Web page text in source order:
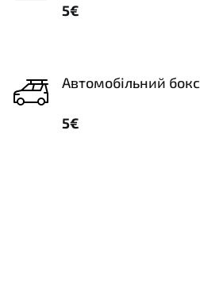
5€
Автомобільний бокс
5€